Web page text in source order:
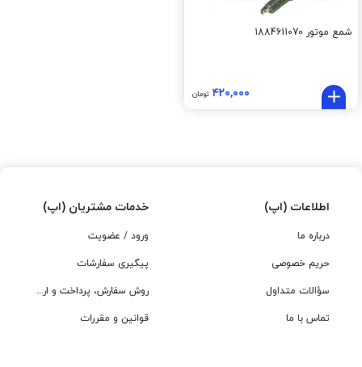
شمع موتور 1884611070
۴۲۰,۰۰۰ تومان
اطلاعات (اپ)
درباره ما
حریم خصوصی
سؤالات متداول
تماس با ما
خدمات مشتریان (اپ)
ورود / عضویت
پیگیری سفارشات
روش سفارش، پرداخت و ارسال
قوانین و مقررات